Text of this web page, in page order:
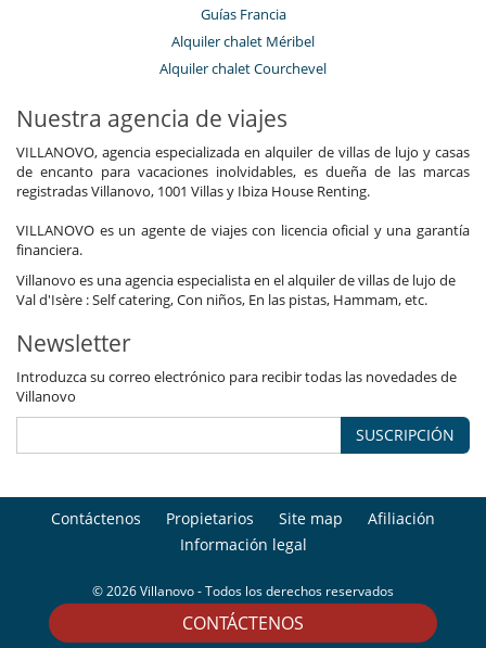
CONTÁCTENOS
Guías Francia
Alquiler chalet Méribel
Alquiler chalet Courchevel
Nuestra agencia de viajes
VILLANOVO, agencia especializada en alquiler de villas de lujo y casas
de encanto para vacaciones inolvidables, es dueña de las marcas
registradas Villanovo, 1001 Villas y Ibiza House Renting.
VILLANOVO es un agente de viajes con licencia oficial y una garantía
financiera.
Villanovo es una agencia especialista en el alquiler de villas de lujo de
Val d'Isère : Self catering, Con niños, En las pistas, Hammam, etc.
Newsletter
Introduzca su correo electrónico para recibir todas las novedades de
Villanovo
SUSCRIPCIÓN
Contáctenos Propietarios Site map
Afiliación
Información legal
© 2026 Villanovo - Todos los derechos reservados